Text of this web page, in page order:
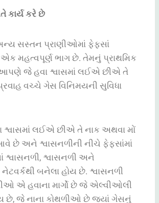
કાર્ય કરે છે
સસ્તન પ્રાણીઓમાં ફેફસાં
એક મહત્વપૂર્ણ ભાગ છે. તેમનું પ્રાથમિક
જે હવા શ્વાસમાં લઈએ છીએ તે
વચ્ચે ગેસ વિનિમયની સુવિધા
શ્વાસમાં લઈએ છીએ તે નાક અથવા મોં
છે અને શ્વાસનળીની નીચે ફેફસાંમાં
શ્વાસનળી, શ્વાસનળી અને
નેટવર્કથી બનેલા હોય છે. શ્વાસનળી
એ હવાના માર્ગો છે જે એલ્વીઓલી
છે, જે નાના કોથળીઓ છે જ્યાં ગેસનું